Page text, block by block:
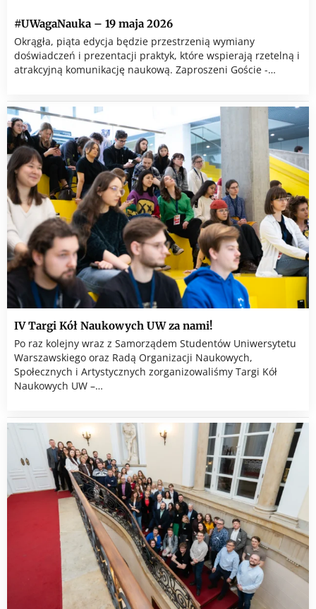
#UWagaNauka – 19 maja 2026
Okrągła, piąta edycja będzie przestrzenią wymiany
doświadczeń i prezentacji praktyk, które wspierają rzetelną i
atrakcyjną komunikację naukową. Zaproszeni Goście -…
IV Targi Kół Naukowych UW za nami!
Po raz kolejny wraz z Samorządem Studentów Uniwersytetu
Warszawskiego oraz Radą Organizacji Naukowych,
Społecznych i Artystycznych zorganizowaliśmy Targi Kół
Naukowych UW –…